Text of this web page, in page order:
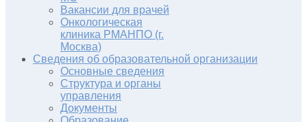
Вакансии для врачей
Онкологическая
клиника РМАНПО (г.
Москва)
Сведения об образовательной организации
Основные сведения
Структура и органы
управления
Документы